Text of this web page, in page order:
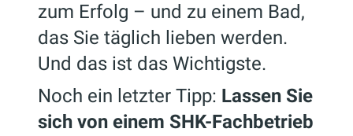
zum Erfolg – und zu einem Bad,
das Sie täglich lieben werden.
Und das ist das Wichtigste.
Noch ein letzter Tipp: Lassen Sie
sich von einem SHK-Fachbetrieb